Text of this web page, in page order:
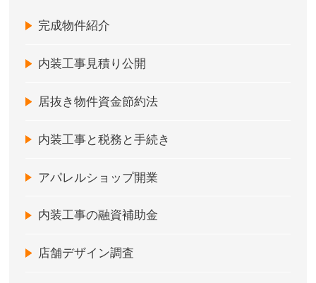
完成物件紹介
内装工事見積り公開
居抜き物件資金節約法
内装工事と税務と手続き
アパレルショップ開業
内装工事の融資補助金
店舗デザイン調査